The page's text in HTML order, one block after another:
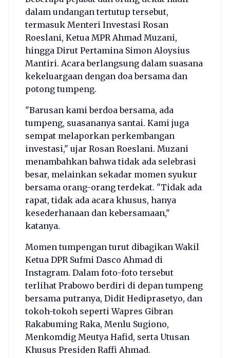
dalam undangan tertutup tersebut,
termasuk Menteri Investasi Rosan
Roeslani, Ketua MPR Ahmad Muzani,
hingga Dirut Pertamina Simon Aloysius
Mantiri. Acara berlangsung dalam suasana
kekeluargaan dengan doa bersama dan
potong tumpeng.
"Barusan kami berdoa bersama, ada
tumpeng, suasananya santai. Kami juga
sempat melaporkan perkembangan
investasi," ujar Rosan Roeslani. Muzani
menambahkan bahwa tidak ada selebrasi
besar, melainkan sekadar momen syukur
bersama orang-orang terdekat. "Tidak ada
rapat, tidak ada acara khusus, hanya
kesederhanaan dan kebersamaan,"
katanya.
Momen tumpengan turut dibagikan Wakil
Ketua DPR Sufmi Dasco Ahmad di
Instagram. Dalam foto-foto tersebut
terlihat Prabowo berdiri di depan tumpeng
bersama putranya, Didit Hediprasetyo, dan
tokoh-tokoh seperti Wapres Gibran
Rakabuming Raka, Menlu Sugiono,
Menkomdig Meutya Hafid, serta Utusan
Khusus Presiden Raffi Ahmad.